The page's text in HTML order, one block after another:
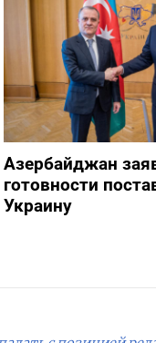
Азербайджан
готовности
Украину